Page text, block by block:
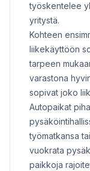
työskentelee
yritystä.
Kohteen
liikekäyttöön
tarpeen
varastona
sopivat joko
Autopaikat
työmatkansa
vuokrata
paikkoja